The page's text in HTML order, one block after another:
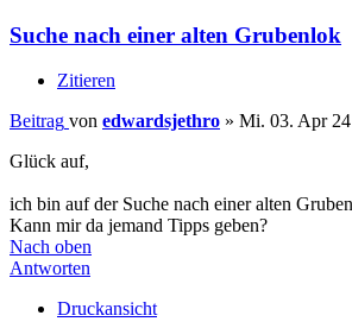
Suche nach einer alten Grubenlok
Zitieren
Beitrag von edwardsjethro » Mi. 03. Apr
Glück auf,
ich bin auf der Suche nach einer alten
Kann mir da jemand Tipps geben?
Nach oben
Antworten
Druckansicht